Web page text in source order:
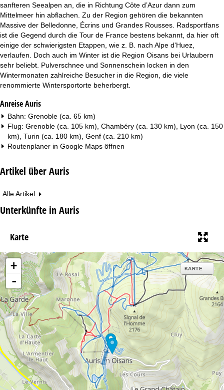
sanfteren Seealpen an, die in Richtung Côte d’Azur dann zum
Mittelmeer hin abflachen. Zu der Region gehören die bekannten
Massive der Belledonne, Écrins und Grandes Rousses. Radsportfans
ist die Gegend durch die Tour de France bestens bekannt, da hier oft
einige der schwierigsten Etappen, wie z. B. nach Alpe d'Huez,
verlaufen. Doch auch im Winter ist die Region Oisans bei Urlaubern
sehr beliebt. Pulverschnee und Sonnenschein locken in den
Wintermonaten zahlreiche Besucher in die Region, die viele
renommierte Wintersportorte beherbergt.
Anreise Auris
Bahn: Grenoble (ca. 65 km)
Flug: Grenoble (ca. 105 km), Chambéry (ca. 130 km), Lyon (ca. 150
km), Turin (ca. 180 km), Genf (ca. 210 km)
Routenplaner in Google Maps öffnen
Artikel über Auris
Alle Artikel
Unterkünfte in Auris
Karte
+
-
KARTE